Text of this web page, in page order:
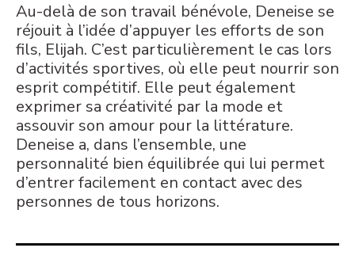
Au-delà de son travail bénévole, Deneise se
réjouit à l’idée d’appuyer les efforts de son
fils, Elijah. C’est particulièrement le cas lors
d’activités sportives, où elle peut nourrir son
esprit compétitif. Elle peut également
exprimer sa créativité par la mode et
assouvir son amour pour la littérature.
Deneise a, dans l’ensemble, une
personnalité bien équilibrée qui lui permet
d’entrer facilement en contact avec des
personnes de tous horizons.